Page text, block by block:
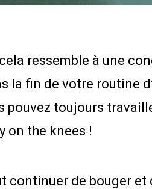
ressemble à une
la fin de votre routine
pouvez toujours
on the knees !
continuer de bouger et